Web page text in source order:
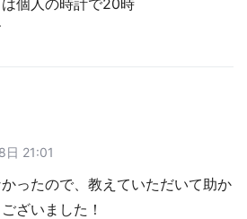
個人の時計で20時
日 21:01
ったので、教えていただいて助か
ざいました！